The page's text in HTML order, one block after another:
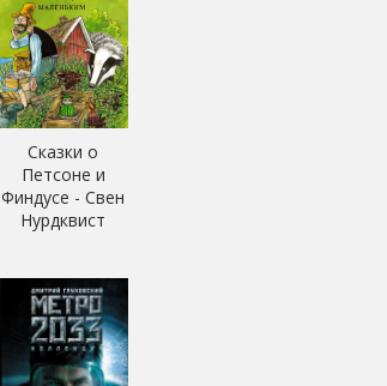
Сказки о
Петсоне и
Финдусе - Свен
Нурдквист